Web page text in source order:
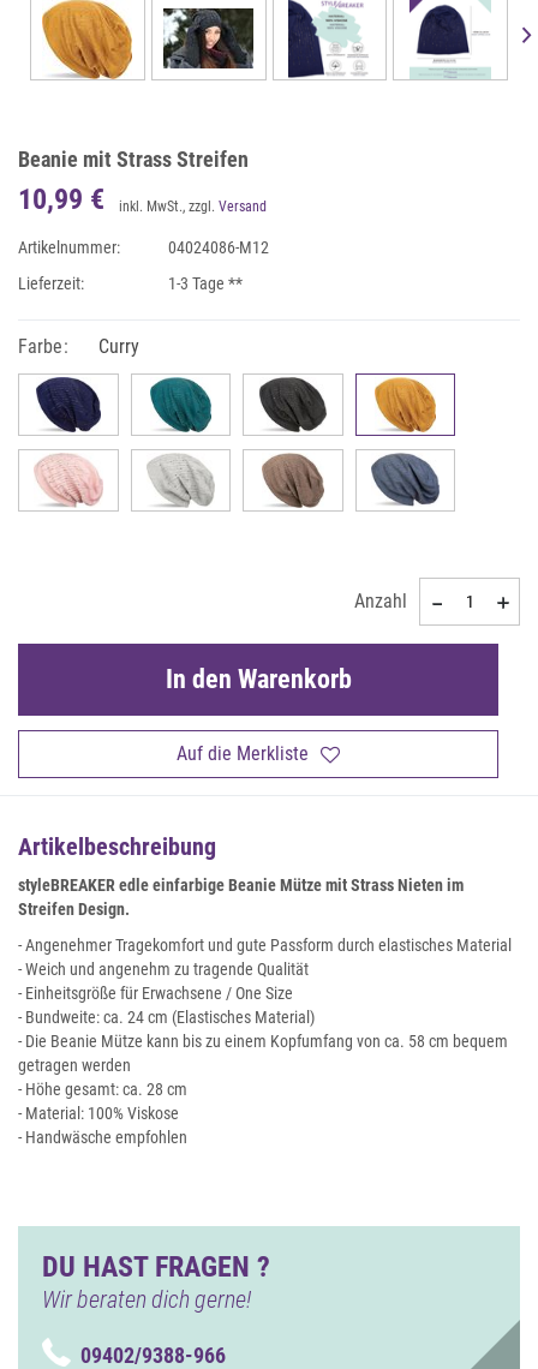
Beanie mit Strass Streifen
10,99 € inkl. MwSt., zzgl. Versand
Artikelnummer:
04024086-M12
Lieferzeit:
1-3 Tage **
Farbe: Curry
Anzahl
Auf die Merkliste
In den Warenkorb
Artikelbeschreibung
styleBREAKER edle einfarbige Beanie Mütze mit Strass Nieten im
Streifen Design.
- Angenehmer Tragekomfort und gute Passform durch elastisches Material
- Weich und angenehm zu tragende Qualität
- Einheitsgröße für Erwachsene / One Size
- Bundweite: ca. 24 cm (Elastisches Material)
- Die Beanie Mütze kann bis zu einem Kopfumfang von ca. 58 cm bequem
getragen werden
- Höhe gesamt: ca. 28 cm
- Material: 100% Viskose
- Handwäsche empfohlen
DU HAST FRAGEN ?
Wir beraten dich gerne!
09402/9388-966